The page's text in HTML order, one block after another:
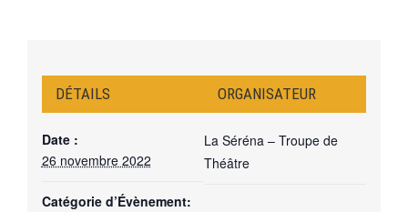
DÉTAILS
Date :
26 novembre 2022
Catégorie d’Évènement:
ORGANISATEUR
La Séréna – Troupe de
Théâtre